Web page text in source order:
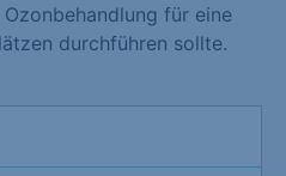
für eine
durchführen sollte.